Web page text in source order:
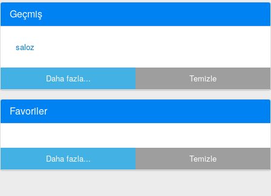
Geçmiş
saloz
Daha fazla... Temizle
Favoriler
Daha fazla... Temizle